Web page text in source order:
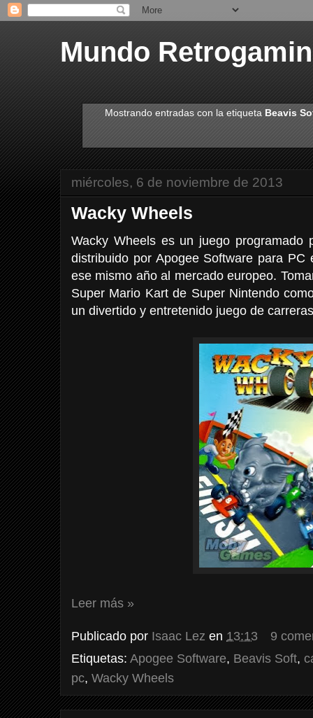
Mundo
Mostrando entradas con la etiqueta Beavis
miércoles, 6 de noviembre de 2013
Wacky Wheels
Wacky Wheels es un juego programado
distribuido por Apogee Software para PC
ese mismo año al mercado europeo.
Super Mario Kart de Super Nintendo
un divertido y entretenido juego de
Leer más »
Publicado por Isaac Lez en 13:13
9
Etiquetas: Apogee Software, Beavis Soft,
pc, Wacky Wheels